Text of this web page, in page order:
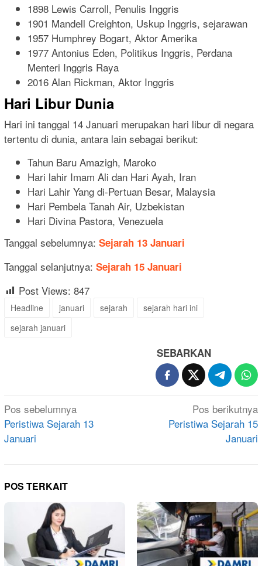
1898 Lewis Carroll, Penulis Inggris
1901 Mandell Creighton, Uskup Inggris, sejarawan
1957 Humphrey Bogart, Aktor Amerika
1977 Antonius Eden, Politikus Inggris, Perdana
Menteri Inggris Raya
2016 Alan Rickman, Aktor Inggris
Hari Libur Dunia
Hari ini tanggal 14 Januari merupakan hari libur di negara
tertentu di dunia, antara lain sebagai berikut:
Tahun Baru Amazigh, Maroko
Hari lahir Imam Ali dan Hari Ayah, Iran
Hari Lahir Yang di-Pertuan Besar, Malaysia
Hari Pembela Tanah Air, Uzbekistan
Hari Divina Pastora, Venezuela
Tanggal sebelumnya: Sejarah 13 Januari
Tanggal selanjutnya: Sejarah 15 Januari
Post Views: 847
Headline januari sejarah
sejarah hari ini
sejarah januari
SEBARKAN
Navigasi
pos
Pos sebelumnya
Peristiwa Sejarah 13
Januari
Pos berikutnya
Peristiwa Sejarah 15
Januari
POS TERKAIT